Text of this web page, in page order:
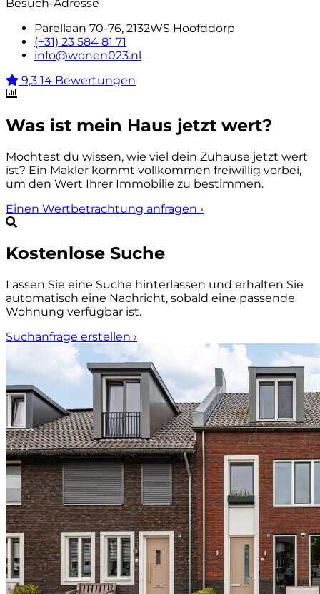
Besuch-Adresse
Parellaan 70-76, 2132WS Hoofddorp
(+31) 23 584 81 71
info@wonen023.nl
9,3 14 Bewertungen
Was ist mein Haus jetzt wert?
Möchtest du wissen, wie viel dein Zuhause jetzt wert
ist? Ein Makler kommt vollkommen freiwillig vorbei,
um den Wert Ihrer Immobilie zu bestimmen.
Einen Wertbetrachtung anfragen ›
Kostenlose Suche
Lassen Sie eine Suche hinterlassen und erhalten Sie
automatisch eine Nachricht, sobald eine passende
Wohnung verfügbar ist.
Suchanfrage erstellen ›